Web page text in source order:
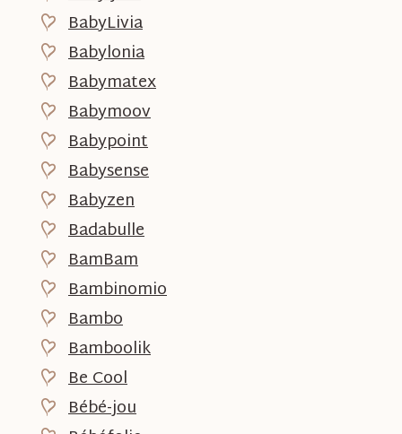
BabyLivia
Babylonia
Babymatex
Babymoov
Babypoint
Babysense
Babyzen
Badabulle
BamBam
Bambinomio
Bambo
Bamboolik
Be Cool
Bébé-jou